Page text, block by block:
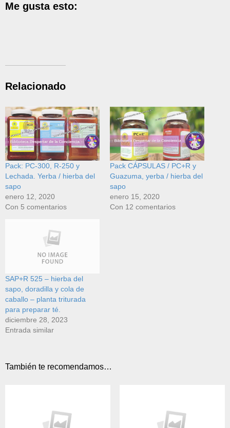
Me gusta esto:
Relacionado
Pack: PC-300, R-250 y
Lechada. Yerba / hierba del
sapo
enero 12, 2020
Con 5 comentarios
Pack CÁPSULAS / PC+R y
Guazuma, yerba / hierba del
sapo
enero 15, 2020
Con 12 comentarios
SAP+R 525 – hierba del
sapo, doradilla y cola de
caballo – planta triturada
para preparar té.
diciembre 28, 2023
Entrada similar
También te recomendamos…